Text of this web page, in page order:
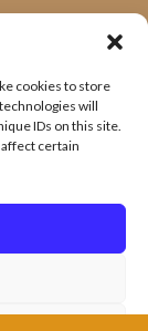
cookies to store
will
IDs on this site.
certain